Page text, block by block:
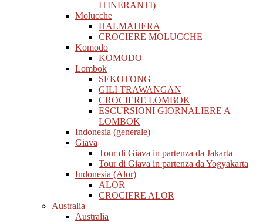
ITINERANTI)
Molucche
HALMAHERA
CROCIERE MOLUCCHE
Komodo
KOMODO
Lombok
SEKOTONG
GILI TRAWANGAN
CROCIERE LOMBOK
ESCURSIONI GIORNALIERE A
LOMBOK
Indonesia (generale)
Giava
Tour di Giava in partenza da Jakarta
Tour di Giava in partenza da Yogyakarta
Indonesia (Alor)
ALOR
CROCIERE ALOR
Australia
Australia